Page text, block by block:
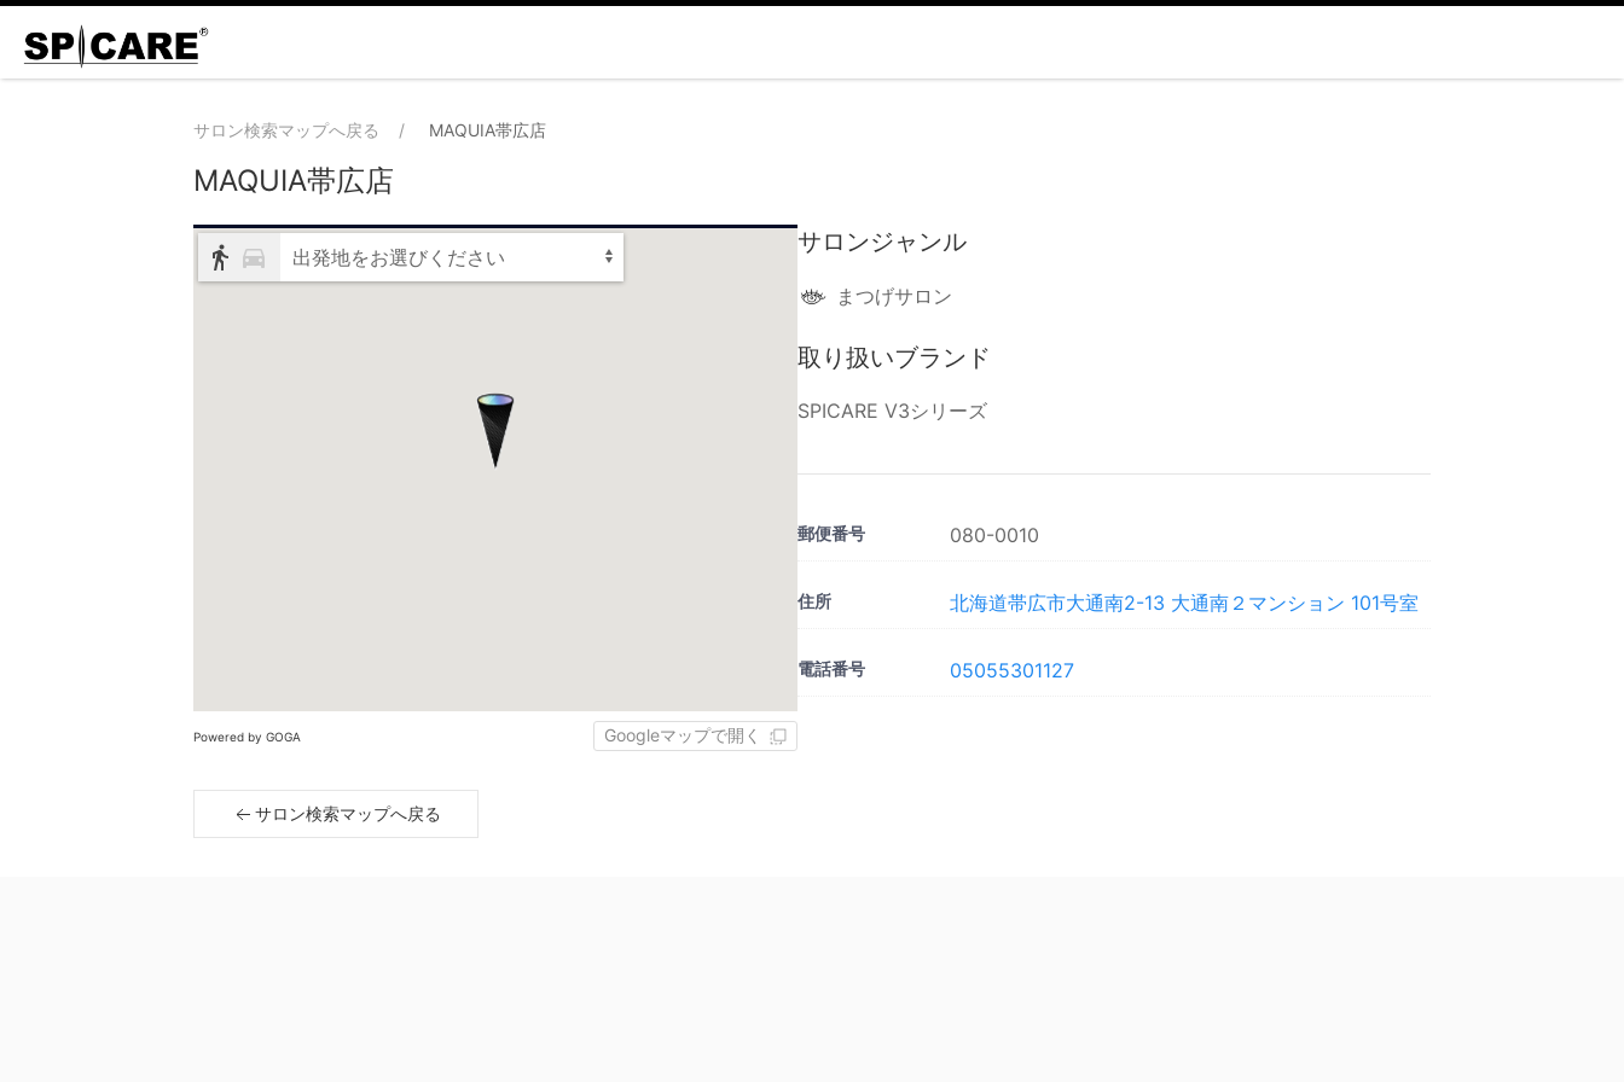
サロン検索マップへ戻る MAQUIA帯広店
MAQUIA帯広店
出発地をお選びください
Powered by GOGA Googleマップで開く
サロンジャンル
まつげサロン
取り扱いブランド
SPICARE V3シリーズ
郵便番号 080-0010
住所 北海道帯広市大通南2-13 大通南２マンション 101号室
電話番号 05055301127
サロン検索マップへ戻る